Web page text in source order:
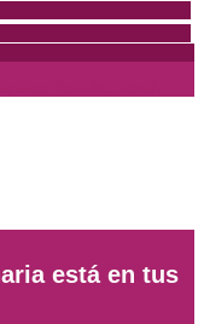
está en tus